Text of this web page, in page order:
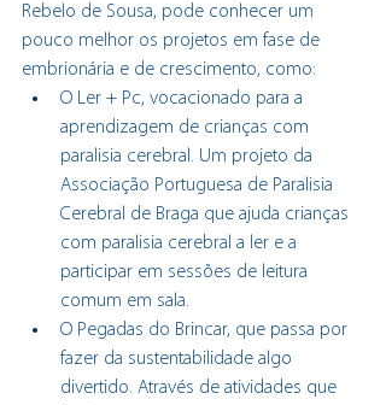
Rebelo de Sousa, pode conhecer um
pouco melhor os projetos em fase de
embrionária e de crescimento, como:
O Ler + Pc, vocacionado para a
aprendizagem de crianças com
paralisia cerebral. Um projeto da
Associação Portuguesa de Paralisia
Cerebral de Braga que ajuda crianças
com paralisia cerebral a ler e a
participar em sessões de leitura
comum em sala.
O Pegadas do Brincar, que passa por
fazer da sustentabilidade algo
divertido. Através de atividades que